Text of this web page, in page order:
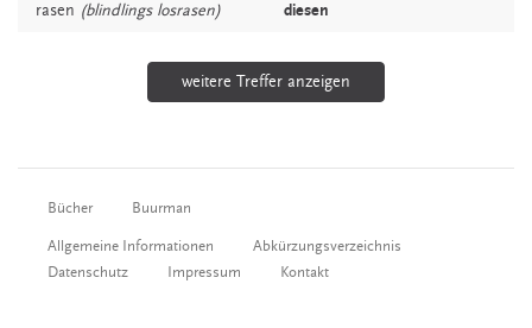
rasen (blindlings losrasen) diesen
weitere Treffer anzeigen
Bücher Buurman
Allgemeine Informationen
Abkürzungsverzeichnis
Datenschutz
Impressum Kontakt